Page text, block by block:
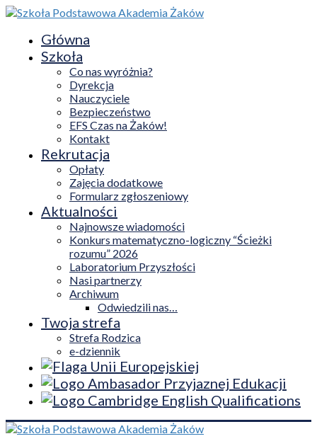
Główna
Szkoła
Co nas wyróżnia?
Dyrekcja
Nauczyciele
Bezpieczeństwo
EFS Czas na Żaków!
Kontakt
Rekrutacja
Opłaty
Zajęcia dodatkowe
Formularz zgłoszeniowy
Aktualności
Najnowsze wiadomości
Konkurs matematyczno-logiczny “Ścieżki
rozumu” 2026
Laboratorium Przyszłości
Nasi partnerzy
Archiwum
Odwiedzili nas…
Twoja strefa
Strefa Rodzica
e-dziennik